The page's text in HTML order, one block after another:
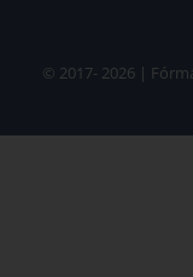
© 2017- 2026 |